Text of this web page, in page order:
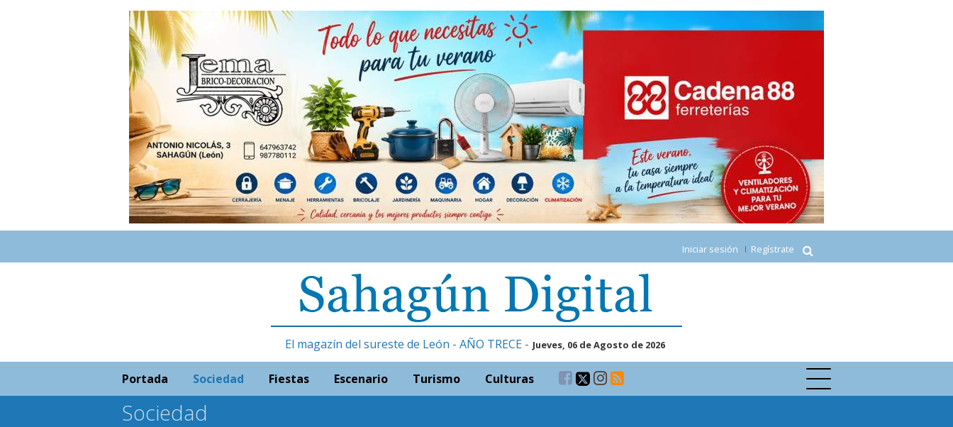
Iniciar sesión Regístrate
El magazín del sureste de León - AÑO TRECE - Jueves, 06 de Agosto de 2026
Portada Sociedad Fiestas Escenario Turismo Culturas
Sociedad